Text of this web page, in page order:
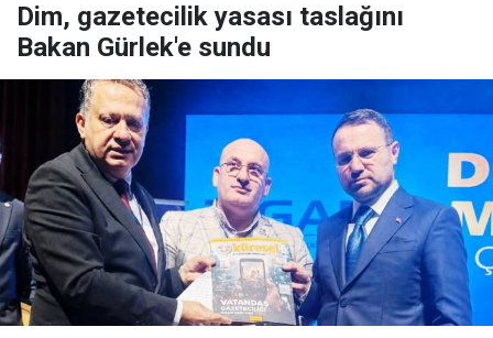
Dim, gazetecilik yasası taslağını
Bakan Gürlek'e sundu